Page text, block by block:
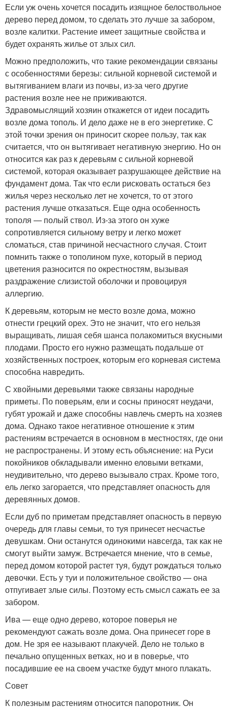
Если уж очень хочется посадить изящное белоствольное
дерево перед домом, то сделать это лучше за забором,
возле калитки. Растение имеет защитные свойства и
будет охранять жилье от злых сил.
Можно предположить, что такие рекомендации связаны
с особенностями березы: сильной корневой системой и
вытягиванием влаги из почвы, из-за чего другие
растения возле нее не приживаются.
Здравомыслящий хозяин откажется от идеи посадить
возле дома тополь. И дело даже не в его энергетике. С
этой точки зрения он приносит скорее пользу, так как
считается, что он вытягивает негативную энергию. Но он
относится как раз к деревьям с сильной корневой
системой, которая оказывает разрушающее действие на
фундамент дома. Так что если рисковать остаться без
жилья через несколько лет не хочется, то от этого
растения лучше отказаться. Еще одна особенность
тополя — полый ствол. Из-за этого он хуже
сопротивляется сильному ветру и легко может
сломаться, став причиной несчастного случая. Стоит
помнить также о тополином пухе, который в период
цветения разносится по окрестностям, вызывая
раздражение слизистой оболочки и провоцируя
аллергию.
К деревьям, которым не место возле дома, можно
отнести грецкий орех. Это не значит, что его нельзя
выращивать, лишая себя шанса полакомиться вкусными
плодами. Просто его нужно размещать подальше от
хозяйственных построек, которым его корневая система
способна навредить.
С хвойными деревьями также связаны народные
приметы. По поверьям, ели и сосны приносят неудачи,
губят урожай и даже способны навлечь смерть на хозяев
дома. Однако такое негативное отношение к этим
растениям встречается в основном в местностях, где они
не распространены. И этому есть объяснение: на Руси
покойников обкладывали именно еловыми ветками,
неудивительно, что дерево вызывало страх. Кроме того,
ель легко загорается, что представляет опасность для
деревянных домов.
Если дуб по приметам представляет опасность в первую
очередь для главы семьи, то туя принесет несчастье
девушкам. Они останутся одинокими навсегда, так как не
смогут выйти замуж. Встречается мнение, что в семье,
перед домом которой растет туя, будут рождаться только
девочки. Есть у туи и положительное свойство — она
отпугивает злые силы. Поэтому есть смысл сажать ее за
забором.
Ива — еще одно дерево, которое поверья не
рекомендуют сажать возле дома. Она принесет горе в
дом. Не зря ее называют плакучей. Дело не только в
печально опущенных ветках, но и в поверье, что
посадившие ее на своем участке будут много плакать.
Совет
К полезным растениям относится папоротник. Он